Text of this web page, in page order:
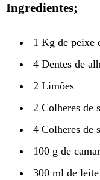
Ingredientes;
1 Kg de peixe
4 Dentes de
2 Limões
2 Colheres de
4 Colheres de
100 g de
300 ml de